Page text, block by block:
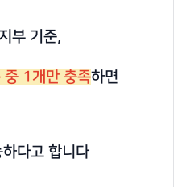
부 기준,
중 1개만 충족하면
다고 합니다